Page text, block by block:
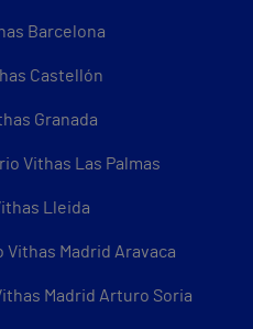
Barcelona
Castellón
Granada
Vithas Las Palmas
Lleida
Madrid Aravaca
Madrid Arturo Soria